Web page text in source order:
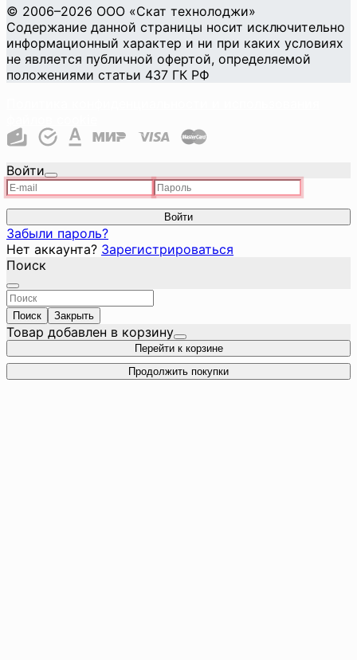
© 2006–2026 ООО «Скат технолоджи»
Содержание данной страницы носит исключительно
информационный характер и ни при каких условиях
не является публичной офертой, определяемой
положениями статьи 437 ГК РФ
Войти
Войти
Забыли пароль?
Нет аккаунта? Зарегистрироваться
Поиск
Поиск Закрыть
Товар добавлен в корзину
Перейти к корзине
Продолжить покупки